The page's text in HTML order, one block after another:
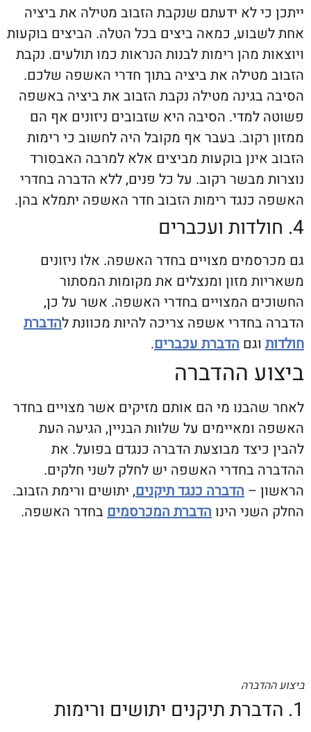
לא ידעתם שנקבת הזבוב מטילה את ביציה
כמאה ביצים בכל הטלה. הביצים בוקעות
מהן רימות לבנות הנראות כמו תולעים. נקבת
את ביציה בתוך חדרי האשפה שלכם.
מטילה נקבת הזבוב את ביציה באשפה
הסיבה היא שזבובים ניזונים אף הם
בעבר אף מקובל היה לחשוב כי רימות
בוקעות מביצים אלא למרבה האבסורד
מבשר רקוב. על כל פנים, ללא הדברה בחדרי
רימות הזבוב חדר האשפה יתמלא בהן.
מצויים בחדר האשפה. אלו ניזונים
מזון ומנצלים את מקומות המסתור
המצויים בחדרי האשפה. אשר על כן,
אשפה צריכה להיות מכוונת להדברת
וגםהדברת עכברים.
ההדברה
מי הם אותם מזיקים אשר מצויים בחדר
על שלוות הבניין, הגיעה העת
מבוצעת הדברה כנגדם בפועל. את
בחדרי האשפה יש לחלק לשני חלקים.
–הדברה כנגד תיקנים, יתושים ורימת הזבוב.
הינוהדברת המכרסמיםבחדר האשפה.